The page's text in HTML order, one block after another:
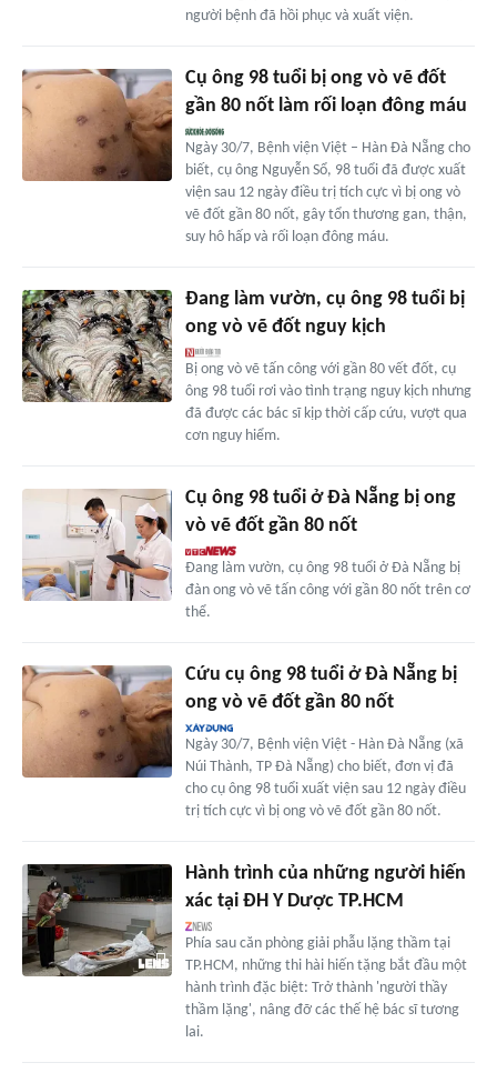
người bệnh đã hồi phục và xuất viện.
Cụ ông 98 tuổi bị ong vò vẽ đốt
gần 80 nốt làm rối loạn đông máu
Ngày 30/7, Bệnh viện Việt – Hàn Đà Nẵng cho
biết, cụ ông Nguyễn Sổ, 98 tuổi đã được xuất
viện sau 12 ngày điều trị tích cực vì bị ong vò
vẽ đốt gần 80 nốt, gây tổn thương gan, thận,
suy hô hấp và rối loạn đông máu.
Đang làm vườn, cụ ông 98 tuổi bị
ong vò vẽ đốt nguy kịch
Bị ong vò vẽ tấn công với gần 80 vết đốt, cụ
ông 98 tuổi rơi vào tình trạng nguy kịch nhưng
đã được các bác sĩ kịp thời cấp cứu, vượt qua
cơn nguy hiểm.
Cụ ông 98 tuổi ở Đà Nẵng bị ong
vò vẽ đốt gần 80 nốt
Đang làm vườn, cụ ông 98 tuổi ở Đà Nẵng bị
đàn ong vò vẽ tấn công với gần 80 nốt trên cơ
thể.
Cứu cụ ông 98 tuổi ở Đà Nẵng bị
ong vò vẽ đốt gần 80 nốt
Ngày 30/7, Bệnh viện Việt - Hàn Đà Nẵng (xã
Núi Thành, TP Đà Nẵng) cho biết, đơn vị đã
cho cụ ông 98 tuổi xuất viện sau 12 ngày điều
trị tích cực vì bị ong vò vẽ đốt gần 80 nốt.
Hành trình của những người hiến
xác tại ĐH Y Dược TP.HCM
Phía sau căn phòng giải phẫu lặng thầm tại
TP.HCM, những thi hài hiến tặng bắt đầu một
hành trình đặc biệt: Trở thành 'người thầy
thầm lặng', nâng đỡ các thế hệ bác sĩ tương
lai.